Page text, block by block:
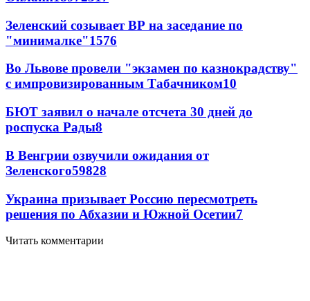
Зеленский созывает ВР на заседание по
"минималке"1576
Во Львове провели "экзамен по казнокрадству"
с импровизированным Табачником10
БЮТ заявил о начале отсчета 30 дней до
роспуска Рады8
В Венгрии озвучили ожидания от
Зеленского59828
Украина призывает Россию пересмотреть
решения по Абхазии и Южной Осетии7
Читать комментарии